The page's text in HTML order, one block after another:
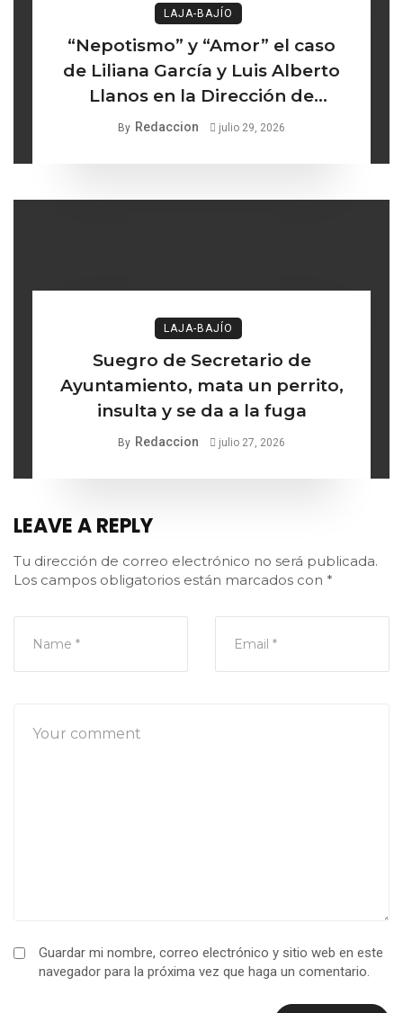
LAJA-BAJÍO
“Nepotismo” y “Amor” el caso
de Liliana García y Luis Alberto
Llanos en la Dirección de
Turismo de Comonfort la línea
By Redaccion julio 29, 2026
LAJA-BAJÍO
Suegro de Secretario de
Ayuntamiento, mata un perrito,
insulta y se da a la fuga
By Redaccion julio 27, 2026
LEAVE A REPLY
Tu dirección de correo electrónico no será publicada.
Los campos obligatorios están marcados con *
Guardar mi nombre, correo electrónico y sitio web en este
navegador para la próxima vez que haga un comentario.